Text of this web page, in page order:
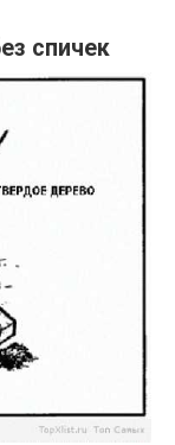
спичек